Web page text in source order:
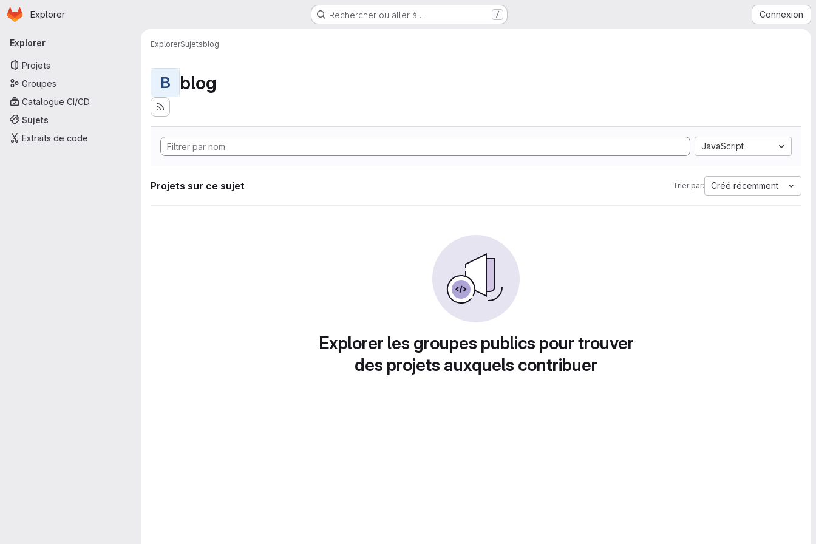
Passer au contenu principal
Page d'accueil
Explorer Rechercher ou aller à… / Connexion
Navigation principale
Explorer
Projets
Groupes
Catalogue CI/CD
Sujets
Extraits de code
ExplorerSujetsblog
B blog
JavaScript
Projets sur ce sujet Trier par: Créé récemment
Explorer les groupes publics pour trouver
des projets auxquels contribuer